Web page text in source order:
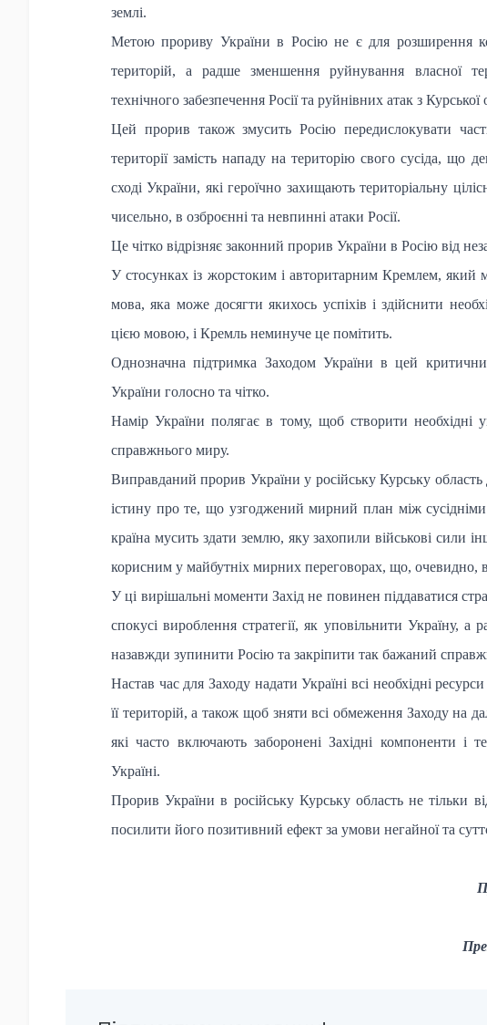
землі.
Метою прориву України в Росію не є для розширення
територій, а радше зменшення руйнування власної
технічного забезпечення Росії та руйнівних атак з
Цей прорив також змусить Росію передислокувати
території замість нападу на територію свого сусіда,
сході України, які героїчно захищають територіальну
чисельно, в озброєнні та невпинні атаки Росії.
Це чітко відрізняє законний прорив України в Росію від
У стосунках із жорстоким і авторитарним Кремлем, який
мова, яка може досягти якихось успіхів і здійснити
цією мовою, і Кремль неминуче це помітить.
Однозначна підтримка Заходом України в цей
України голосно та чітко.
Намір України полягає в тому, щоб створити необхідні
справжнього миру.
Виправданий прорив України у російську Курську
істину про те, що узгоджений мирний план між
країна мусить здати землю, яку захопили військові сили
корисним у майбутніх мирних переговорах, що, очевидно,
У ці вирішальні моменти Захід не повинен піддаватися
спокусі вироблення стратегії, як уповільнити Україну,
назавжди зупинити Росію та закріпити так бажаний
Настав час для Заходу надати Україні всі необхідні
її територій, а також щоб зняти всі обмеження Заходу на
які часто включають заборонені Західні компоненти і
Україні.
Прорив України в російську Курську область не тільки
посилити його позитивний ефект за умови негайної та